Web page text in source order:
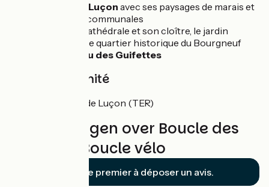
Le canal de Luçon avec ses paysages de marais et
ses prairies communales
La cathédrale et son cloître, le jardin
Dumaine et le quartier historique du Bourgneuf
Le plan d’eau des Guifettes
Gare à proximité
Gare SNCF de Luçon (TER)
Beoordelingen over Boucle des
Polders - Boucle vélo
Soyez le premier à déposer un avis.